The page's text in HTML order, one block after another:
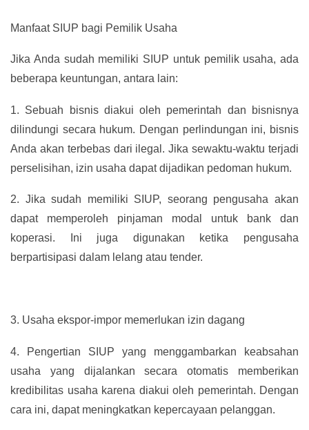
Manfaat SIUP bagi Pemilik Usaha
Jika Anda sudah memiliki SIUP untuk pemilik usaha, ada
beberapa keuntungan, antara lain:
1. Sebuah bisnis diakui oleh pemerintah dan bisnisnya
dilindungi secara hukum. Dengan perlindungan ini, bisnis
Anda akan terbebas dari ilegal. Jika sewaktu-waktu terjadi
perselisihan, izin usaha dapat dijadikan pedoman hukum.
2. Jika sudah memiliki SIUP, seorang pengusaha akan
dapat memperoleh pinjaman modal untuk bank dan
koperasi. Ini juga digunakan ketika pengusaha
berpartisipasi dalam lelang atau tender.
3. Usaha ekspor-impor memerlukan izin dagang
4.
Pengertian SIUP yang menggambarkan keabsahan
usaha yang dijalankan secara otomatis memberikan
kredibilitas usaha karena diakui oleh pemerintah. Dengan
cara ini, dapat meningkatkan kepercayaan pelanggan.